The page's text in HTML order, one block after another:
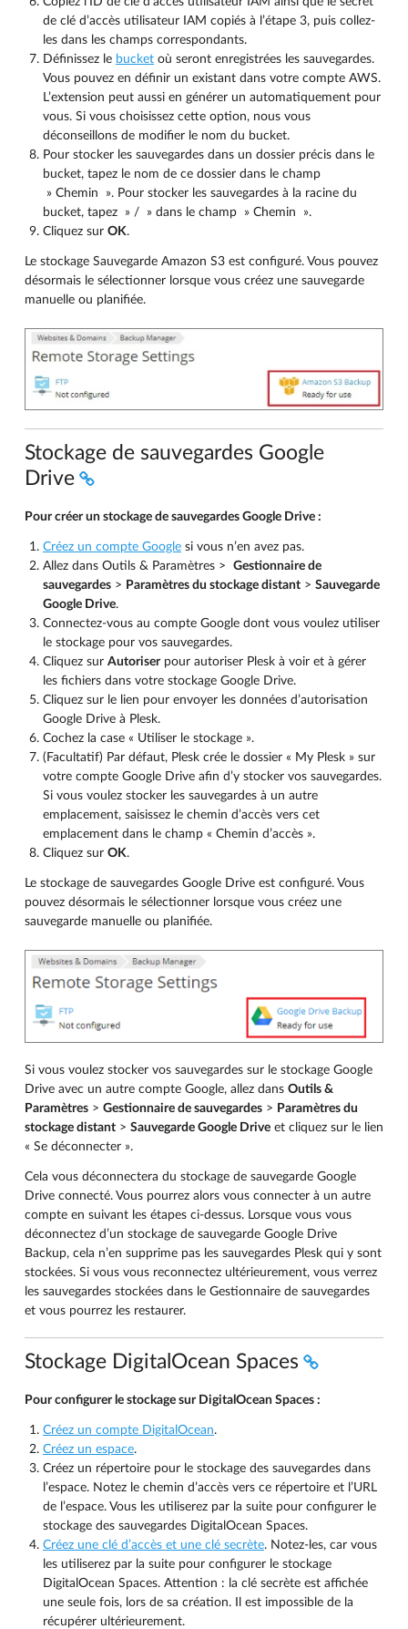
de clé d’accès utilisateur IAM copiés à l’étape 3, puis collez-
les dans les champs correspondants.
Définissez le bucket où seront enregistrées les sauvegardes.
Vous pouvez en définir un existant dans votre compte AWS.
L’extension peut aussi en générer un automatiquement pour
vous. Si vous choisissez cette option, nous vous
déconseillons de modifier le nom du bucket.
Pour stocker les sauvegardes dans un dossier précis dans le
bucket, tapez le nom de ce dossier dans le champ
» Chemin ». Pour stocker les sauvegardes à la racine du
bucket, tapez » / » dans le champ » Chemin ».
Cliquez sur OK.
Le stockage Sauvegarde Amazon S3 est configuré. Vous pouvez
désormais le sélectionner lorsque vous créez une sauvegarde
manuelle ou planifiée.
Stockage de sauvegardes Google
Drive
Pour créer un stockage de sauvegardes Google Drive :
Créez un compte Google si vous n’en avez pas.
Allez dans Outils & Paramètres > Gestionnaire de
sauvegardes > Paramètres du stockage distant > Sauvegarde
Google Drive.
Connectez-vous au compte Google dont vous voulez utiliser
le stockage pour vos sauvegardes.
Cliquez sur Autoriserpour autoriser Plesk à voir et à gérer
les fichiers dans votre stockage Google Drive.
Cliquez sur le lien pour envoyer les données d’autorisation
Google Drive à Plesk.
Cochez la case « Utiliser le stockage ».
(Facultatif) Par défaut, Plesk crée le dossier « My Plesk » sur
votre compte Google Drive afin d’y stocker vos sauvegardes.
Si vous voulez stocker les sauvegardes à un autre
emplacement, saisissez le chemin d’accès vers cet
emplacement dans le champ « Chemin d’accès ».
Cliquez sur OK.
Le stockage de sauvegardes Google Drive est configuré. Vous
pouvez désormais le sélectionner lorsque vous créez une
sauvegarde manuelle ou planifiée.
Si vous voulez stocker vos sauvegardes sur le stockage Google
Drive avec un autre compte Google, allez dans Outils &
Paramètres > Gestionnaire de sauvegardes > Paramètres du
stockage distant > Sauvegarde Google Drive et cliquez sur le lien
« Se déconnecter ».
Cela vous déconnectera du stockage de sauvegarde Google
Drive connecté. Vous pourrez alors vous connecter à un autre
compte en suivant les étapes ci-dessus. Lorsque vous vous
déconnectez d’un stockage de sauvegarde Google Drive
Backup, cela n’en supprime pas les sauvegardes Plesk qui y sont
stockées. Si vous vous reconnectez ultérieurement, vous verrez
les sauvegardes stockées dans le Gestionnaire de sauvegardes
et vous pourrez les restaurer.
Stockage DigitalOcean Spaces
Pour configurer le stockage sur DigitalOcean Spaces :
Créez un compte DigitalOcean.
Créez un espace.
Créez un répertoire pour le stockage des sauvegardes dans
l’espace. Notez le chemin d’accès vers ce répertoire et l’URL
de l’espace. Vous les utiliserez par la suite pour configurer le
stockage des sauvegardes DigitalOcean Spaces.
Créez une clé d’accès et une clé secrète. Notez-les, car vous
les utiliserez par la suite pour configurer le stockage
DigitalOcean Spaces. Attention : la clé secrète est affichée
une seule fois, lors de sa création. Il est impossible de la
récupérer ultérieurement.